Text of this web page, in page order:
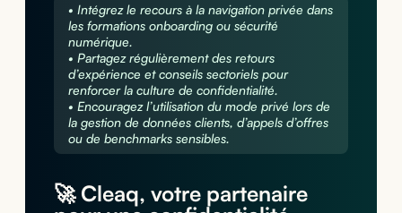
• Intégrez le recours à la navigation privée dans
les formations onboarding ou sécurité
numérique.
• Partagez régulièrement des retours
d’expérience et conseils sectoriels pour
renforcer la culture de confidentialité.
• Encouragez l’utilisation du mode privé lors de
la gestion de données clients, d’appels d’offres
ou de benchmarks sensibles.
🚀 Cleaq, votre partenaire